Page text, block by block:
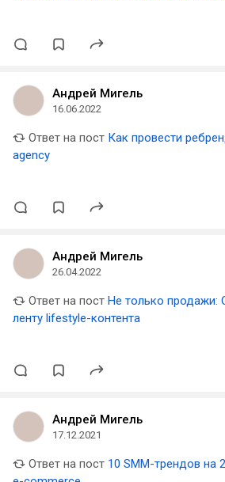
Андрей Мигель
16.06.2022
Ответ на пост Как провести
agency
Андрей Мигель
26.04.2022
Ответ на пост Не только продажи:
ленту lifestyle-контента
Андрей Мигель
17.12.2021
Ответ на пост 10 SMM-трендов на